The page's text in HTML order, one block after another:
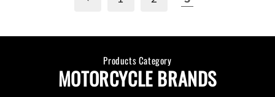
Products Category
MOTORCYCLE BRANDS